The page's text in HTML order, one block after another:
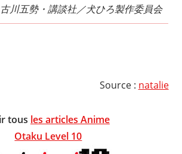
川五勢・講談社／犬ひろ製作委員会
Source : natalie
tous les articles Anime
Otaku Level 10